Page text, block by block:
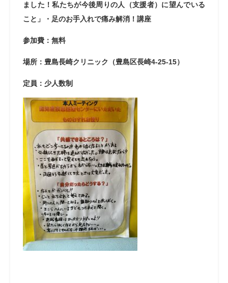
ました！私たちが今後周りの人（支援者）に望んでいる
こと」・足のお手入れで痛み解消！講座
参加費：無料
場所：豊島長崎クリニック（豊島区長崎4-25-15）
定員：少人数制